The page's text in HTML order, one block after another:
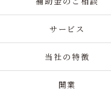
サービス
当社の特徴
開業